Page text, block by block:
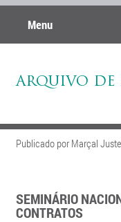
Menu
ARQUIVO DE
Publicado por Marçal
SEMINÁRIO
CONTRATOS